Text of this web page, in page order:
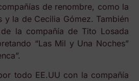
de renombre, como la
y la de Cecilia Gómez. También
la compañía de Tito Losada
“Las Mil y Una Noches”
todo EE.UU con la compañía